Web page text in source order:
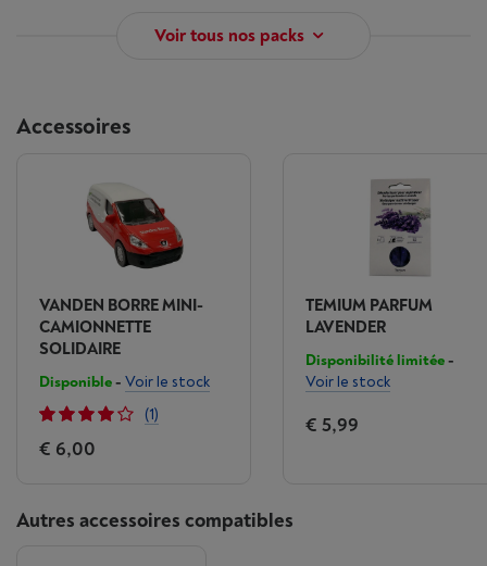
Voir tous nos packs
Accessoires
VANDEN BORRE MINI-
CAMIONNETTE
SOLIDAIRE
Disponible- Voir le stock
(1)
€ 6,00
TEMIUM PARFUM
LAVENDER
Disponibilité limitée-
Voir le stock
€ 5,99
Autres accessoires compatibles